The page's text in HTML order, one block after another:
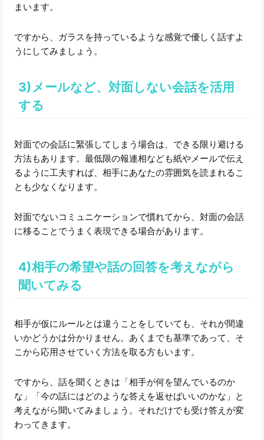
まいます。
ですから、ガラスを持っているような感覚で優しく話すよ
うにしてみましょう。
3)メールなど、対面しない会話を活用
する
対面での会話に緊張してしまう場合は、できる限り避ける
方法もあります。最低限の報連相なども紙やメールで伝え
るように工夫すれば、相手にあなたの雰囲気を読まれるこ
とも少なくなります。
対面でないコミュニケーションで慣れてから、対面の会話
に移ることでうまく表現できる場合があります。
4)相手の希望や話の回答を考えながら
聞いてみる
相手が仮にルールとは違うことをしていても、それが間違
いかどうかは分かりません。あくまでも基準であって、そ
こから応用させていく方法を取る方もいます。
ですから、話を聞くときは「相手が何を望んでいるのか
な」「今の話にはどのような答えを返せばいいのかな」と
考えながら聞いてみましょう。それだけでも受け答えが変
わってきます。